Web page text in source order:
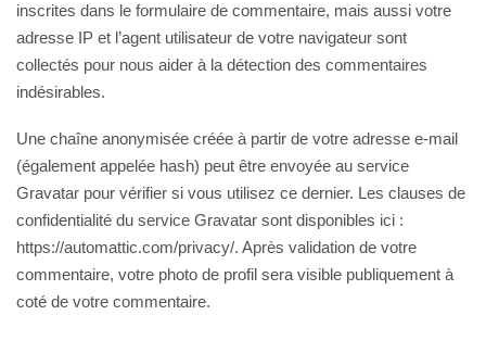
inscrites dans le formulaire de commentaire, mais aussi votre
adresse IP et l’agent utilisateur de votre navigateur sont
collectés pour nous aider à la détection des commentaires
indésirables.
Une chaîne anonymisée créée à partir de votre adresse e-mail
(également appelée hash) peut être envoyée au service
Gravatar pour vérifier si vous utilisez ce dernier. Les clauses de
confidentialité du service Gravatar sont disponibles ici :
https://automattic.com/privacy/. Après validation de votre
commentaire, votre photo de profil sera visible publiquement à
coté de votre commentaire.